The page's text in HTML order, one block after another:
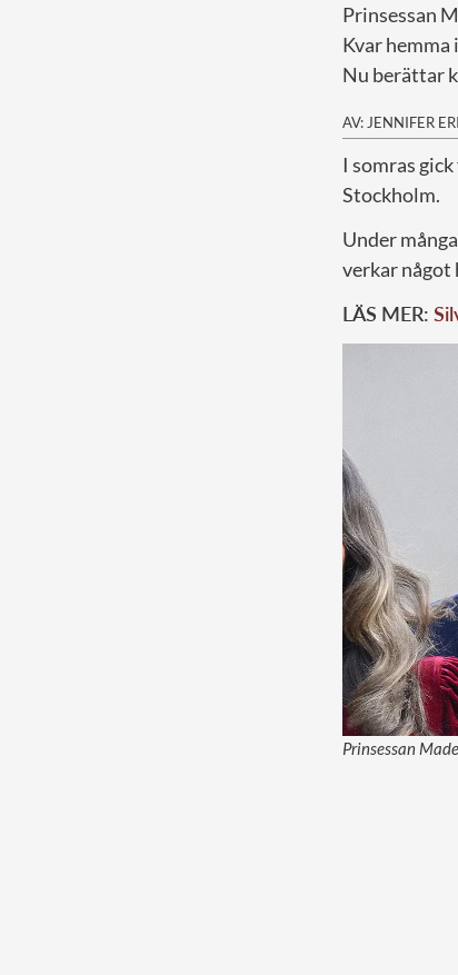
Prinsessan
Kvar hemma
Nu berättar
AV: JENNIFER
I somras
Stockholm.
Under
verkar något
LÄS MER:
Prinsessan